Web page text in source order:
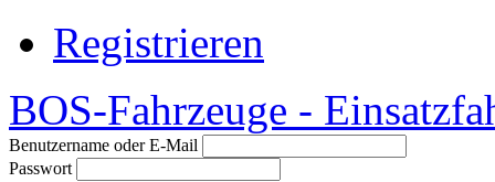
Registrieren
BOS-Fahrzeuge -
Benutzername oder E-Mail
Passwort